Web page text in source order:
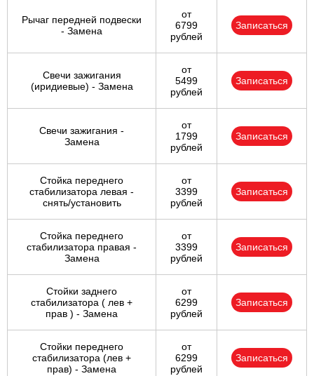
Рычаг передней подвески
- Замена
от
6799
рублей
Записаться
Свечи зажигания
(иридиевые) - Замена
от
5499
рублей
Записаться
Свечи зажигания -
Замена
от
1799
рублей
Записаться
Стойка переднего
стабилизатора левая -
снять/установить
от
3399
рублей
Записаться
Стойка переднего
стабилизатора правая -
Замена
от
3399
рублей
Записаться
Стойки заднего
стабилизатора ( лев +
прав ) - Замена
от
6299
рублей
Записаться
Стойки переднего
стабилизатора (лев +
прав) - Замена
от
6299
рублей
Записаться